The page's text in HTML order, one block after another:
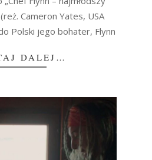
Cameron Yates, USA
Polski jego bohater, Flynn
DALEJ…